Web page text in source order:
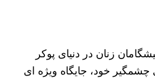
زنان در دنیای پوکر
چشمگیر خود، جایگاه ویژه‌ ای